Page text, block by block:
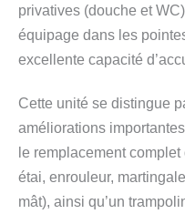
privatives (douche et
équipage dans les
excellente capacité
Cette unité se distingue
améliorations
le remplacement
étai, enrouleur,
mât), ainsi qu’un